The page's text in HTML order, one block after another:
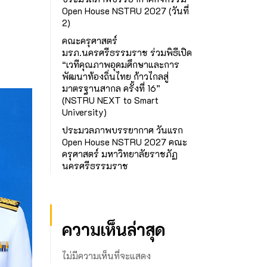
Open House NSTRU 2027 (วันที่
2)
คณะครุศาสตร์
มรภ.นครศรีธรรมราช ร่วมพิธีเปิด
“เวทีคุณภาพอุดมศึกษาและการ
พัฒนาท้องถิ่นไทย ก้าวไกลสู่
มาตรฐานสากล ครั้งที่ 16”
(NSTRU NEXT to Smart
University)
ประมวลภาพบรรยากาศ วันแรก
Open House NSTRU 2027 คณะ
ครุศาสตร์ มหาวิทยาลัยราชภัฏ
นครศรีธรรมราช
ความเห็นล่าสุด
ไม่มีความเห็นที่จะแสดง